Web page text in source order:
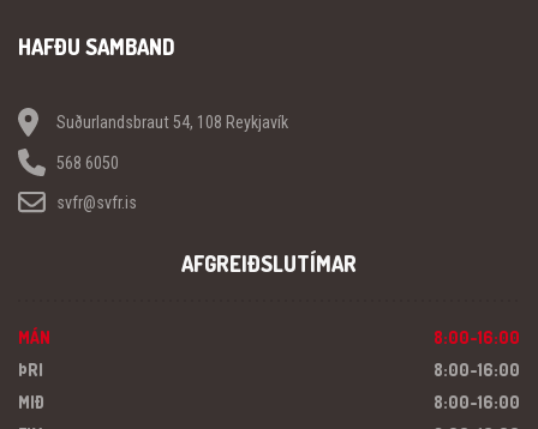
HAFÐU SAMBAND
Suðurlandsbraut 54, 108 Reykjavík
568 6050
svfr@svfr.is
AFGREIÐSLUTÍMAR
MÁN
8:00-16:00
ÞRI
8:00-16:00
MIÐ
8:00-16:00